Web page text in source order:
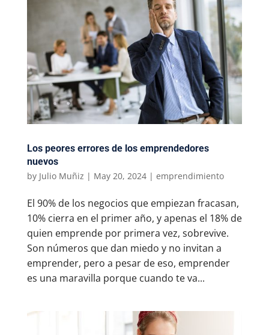
Los peores errores de los emprendedores
nuevos
by Julio Muñiz | May 20, 2024| emprendimiento
El 90% de los negocios que empiezan fracasan,
10% cierra en el primer año, y apenas el 18% de
quien emprende por primera vez, sobrevive.
Son números que dan miedo y no invitan a
emprender, pero a pesar de eso, emprender
es una maravilla porque cuando te va...